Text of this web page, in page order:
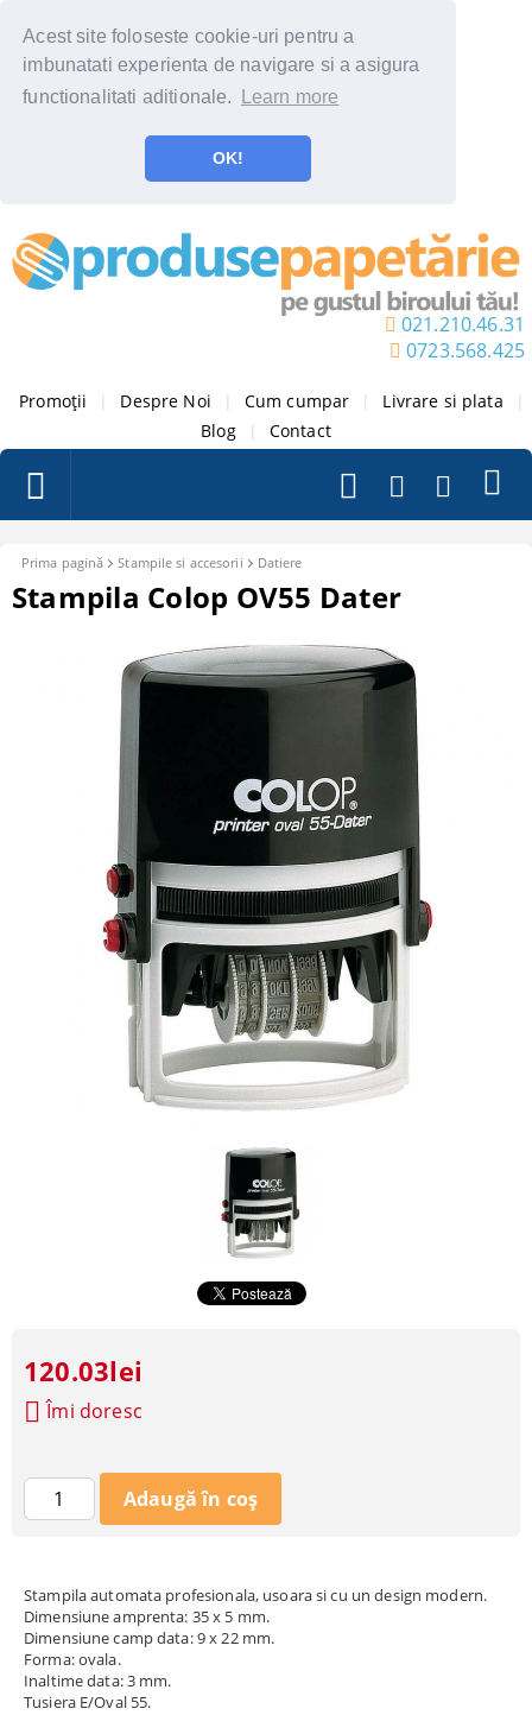
Acest site foloseste cookie-uri pentru a
imbunatati experienta de navigare si a asigura
functionalitati aditionale.
Learn more
OK!
021.210.46.31
0723.568.425
Promoții Despre Noi Cum cumpar Livrare si plata
Blog
Contact
Prima pagină Stampile si accesorii Datiere
Stampila Colop OV55 Dater
Stampila automata profesionala, usoara si cu un design modern.
Dimensiune amprenta: 35 x 5 mm.
Dimensiune camp data: 9 x 22 mm.
Forma: ovala.
Inaltime data: 3 mm.
Tusiera E/Oval 55.
120.03lei
Îmi doresc